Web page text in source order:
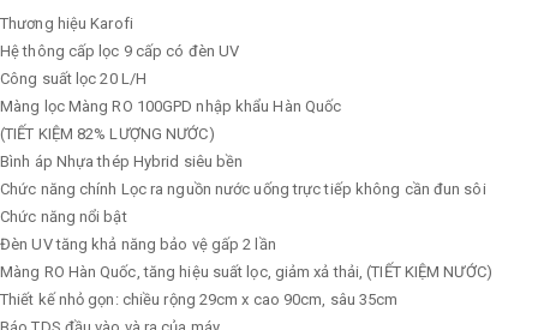
Thương hiệu Karofi
Hệ thông cấp lọc 9 cấp có đèn UV
Công suất lọc 20 L/H
Màng lọc Màng RO 100GPD nhập khẩu Hàn Quốc
(TIẾT KIỆM 82% LƯỢNG NƯỚC)
Bình áp Nhựa thép Hybrid siêu bền
Chức năng chính Lọc ra nguồn nước uống trực tiếp không cần đun sôi
Chức năng nổi bật
Đèn UV tăng khả năng bảo vệ gấp 2 lần
Màng RO Hàn Quốc, tăng hiệu suất lọc, giảm xả thải, (TIẾT KIỆM NƯỚC)
Thiết kế nhỏ gọn: chiều rộng 29cm x cao 90cm, sâu 35cm